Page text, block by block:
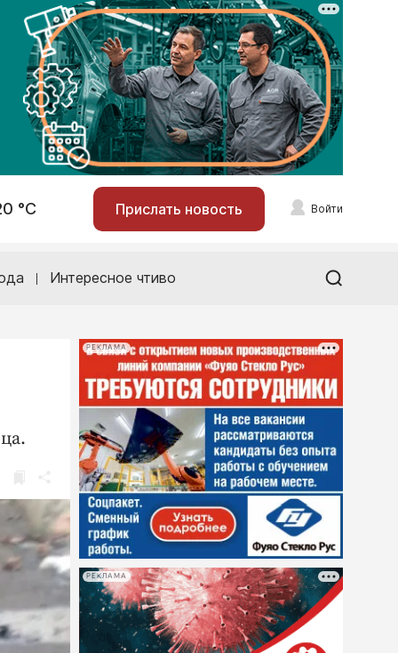
°С Прислать новость Войти
Интересное чтиво
РЕКЛАМА
РЕКЛАМА